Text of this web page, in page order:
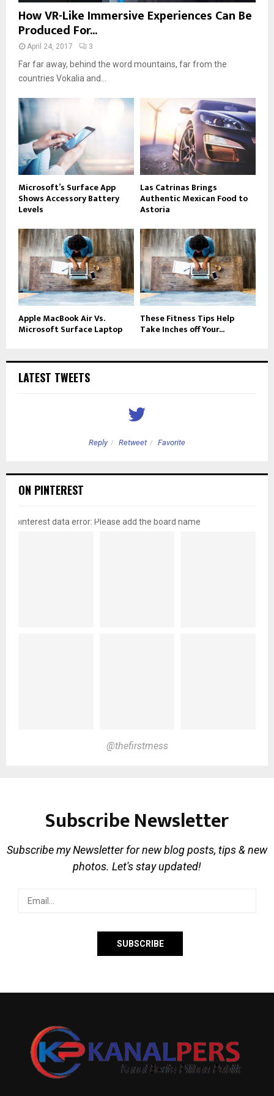
How VR-Like Immersive Experiences Can Be
Produced For...
April 24, 2017 3
Far far away, behind the word mountains, far from the
countries Vokalia and...
Microsoft’s Surface App
Shows Accessory Battery
Levels
Las Catrinas Brings
Authentic Mexican Food to
Astoria
Apple MacBook Air Vs.
Microsoft Surface Laptop
These Fitness Tips Help
Take Inches off Your...
LATEST TWEETS
Reply Retweet Favorite
ON PINTEREST
pinterest data error: Please add the board name
@thefirstmess
Subscribe Newsletter
Subscribe my Newsletter for new blog posts, tips & new
photos. Let's stay updated!